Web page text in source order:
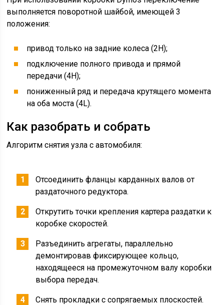
выполняется поворотной шайбой, имеющей 3
положения:
привод только на задние колеса (2Н);
подключение полного привода и прямой
передачи (4Н);
пониженный ряд и передача крутящего момента
на оба моста (4L).
Как разобрать и собрать
Алгоритм снятия узла с автомобиля:
Отсоединить фланцы карданных валов от
раздаточного редуктора.
Открутить точки крепления картера раздатки к
коробке скоростей.
Разъединить агрегаты, параллельно
демонтировав фиксирующее кольцо,
находящееся на промежуточном валу коробки
выбора передач.
Снять прокладки с сопрягаемых плоскостей.